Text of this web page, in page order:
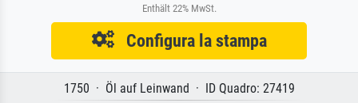
Enthält 22% MwSt.
Configura la stampa
1750 · Öl auf Leinwand · ID Quadro: 27419